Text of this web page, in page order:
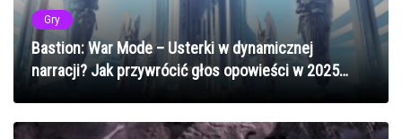
Gry
Bastion: War Mode – Usterki w dynamicznej
narracji? Jak przywrócić głos opowieści w 2025